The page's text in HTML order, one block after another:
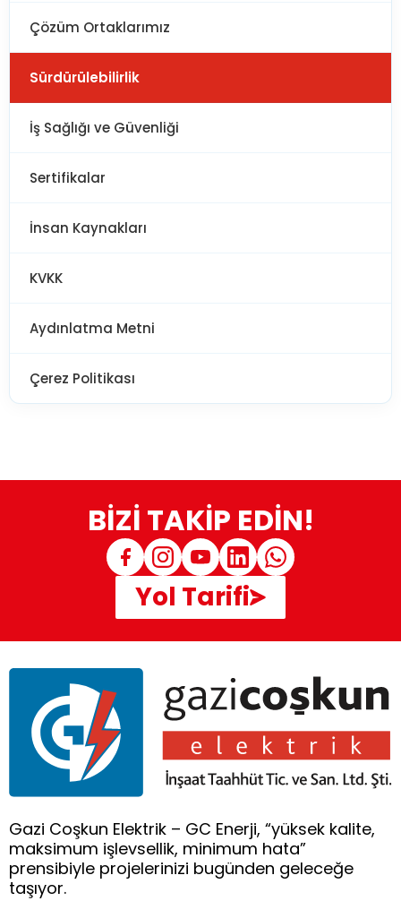
Çözüm Ortaklarımız
Sürdürülebilirlik
İş Sağlığı ve Güvenliği
Sertifikalar
İnsan Kaynakları
KVKK
Aydınlatma Metni
Çerez Politikası
BİZİ TAKİP EDİN!
Yol Tarifi
Gazi Coşkun Elektrik – GC Enerji, “yüksek kalite,
maksimum işlevsellik, minimum hata”
prensibiyle projelerinizi bugünden geleceğe
taşıyor.